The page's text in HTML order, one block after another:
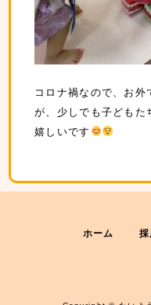
コロナ禍なので、お外
が、少しでも子どもた
嬉しいです
ホーム 採